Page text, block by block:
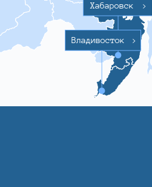
Хабаровск >
Владивосток >